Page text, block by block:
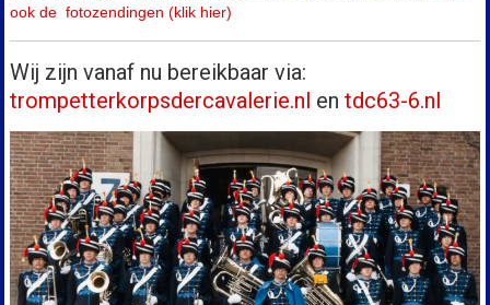
ook de fotozendingen (klik hier)
Wij zijn vanaf nu bereikbaar via:
trompetterkorpsdercavalerie.nl en tdc63-6.nl